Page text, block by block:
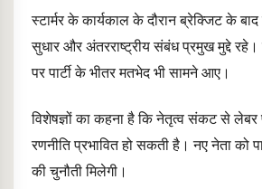
स्टार्मर के कार्यकाल के दौरान ब्रेक्जिट के
सुधार और अंतरराष्ट्रीय संबंध प्रमुख मुद्दे
पर पार्टी के भीतर मतभेद भी सामने आए।
विशेषज्ञों का कहना है कि नेतृत्व संकट से लेबर
रणनीति प्रभावित हो सकती है। नए नेता को
की चुनौती मिलेगी।